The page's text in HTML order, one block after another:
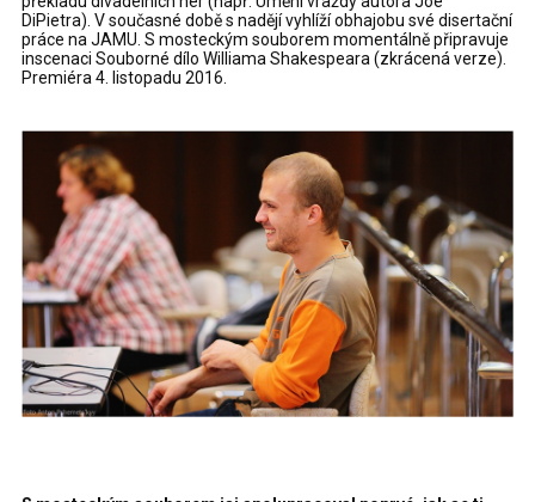
DiPietra). V současné době s nadějí vyhlíží obhajobu své disertační
práce na JAMU. S mosteckým souborem momentálně připravuje
inscenaci Souborné dílo Williama Shakespeara (zkrácená verze).
Premiéra 4. listopadu 2016.